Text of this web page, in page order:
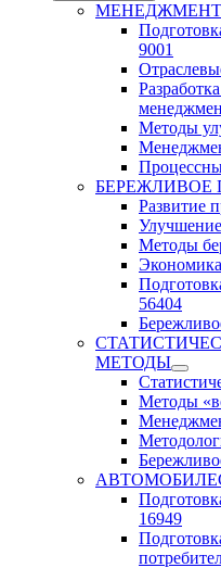
МЕНЕДЖМЕНТ
9001
Методы
БЕРЕЖЛИВОЕ
Развитие
Методы
56404
МЕТОДЫ
Методы
16949